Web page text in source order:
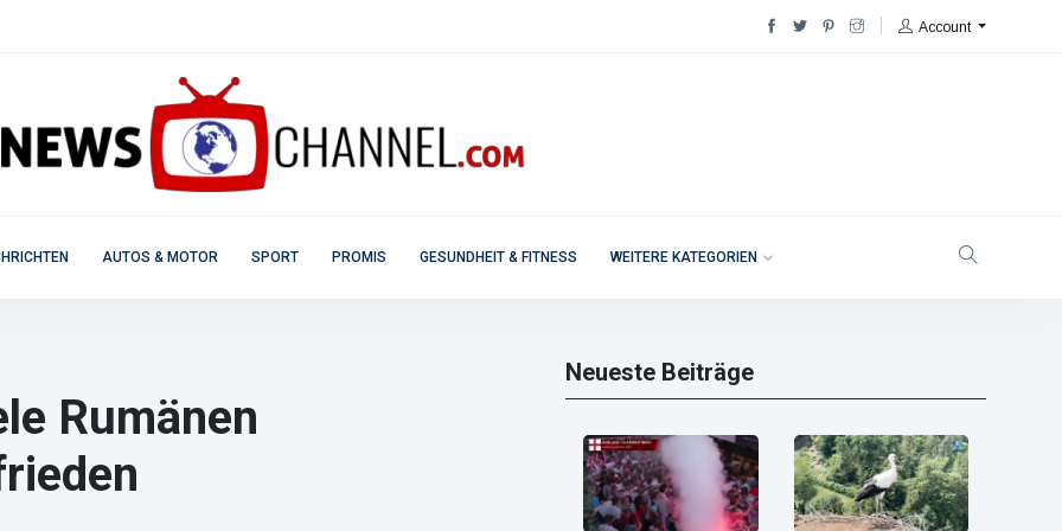
Account
AUTOS & MOTOR SPORT PROMIS GESUNDHEIT & FITNESS WEITERE KATEGORIEN
Rumänen
Neueste Beiträge